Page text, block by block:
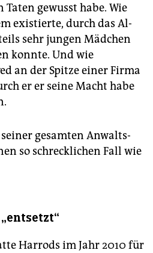
gewusst habe. Wie
existierte, durch das Al-
sehr jungen Mädchen
konnte. Und wie
an der Spitze einer Firma
er er seine Macht habe
gesamten Anwalts-
so schrecklichen Fall wie
Harrods im Jahr 2010 für